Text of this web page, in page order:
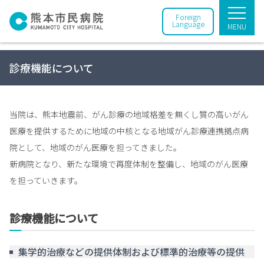
Foreign
Language MENU
診療機能について
当院は、熊本地震前、がん診療の地域格差を無くし質の高いがん
医療を提供するために地域の中核となる地域がん診療連携拠点病
院として、地域のがん医療を担ってきました。
新病院となり、新たな環境で再度体制を整備し、地域のがん医療
を担っていきます。
診療機能について
集学的治療などの提供体制および標準的治療等の提供